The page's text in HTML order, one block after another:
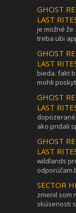
GHOST
LAST
je možné
treba ubi
GHOST
LAST
bieda. fakt
mohli
GHOST
LAST
ako pridali
GHOST
LAST
wildlands
SECTOR
zmenil som
skúsenosti